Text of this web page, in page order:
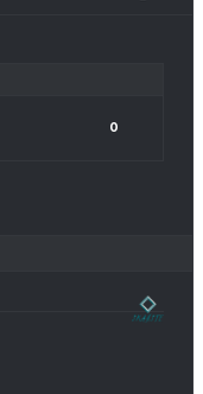
0